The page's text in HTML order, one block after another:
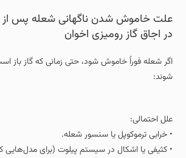
علت خاموش شدن ناگهانی شعله پس از
در اجاق گاز رومیزی اخوان
اگر شعله فوراً خاموش شود، حتی زمانی که گاز باز
شوند:
علل احتمالی:
• خرابی ترموکوپل یا سنسور شعله.
• کثیفی یا اشکال در سیستم پیلوت (برای مدل‌هایی